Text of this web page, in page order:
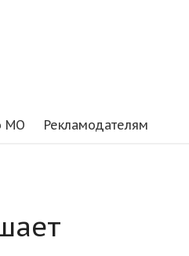
МО Рекламодателям